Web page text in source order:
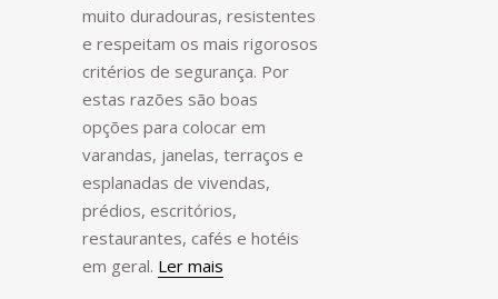
muito duradouras, resistentes
e respeitam os mais rigorosos
critérios de segurança. Por
estas razões são boas
opções para colocar em
varandas, janelas, terraços e
esplanadas de vivendas,
prédios, escritórios,
restaurantes, cafés e hotéis
em geral. Ler mais